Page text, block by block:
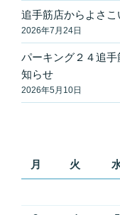
ョ
ン
追手筋店からよさ
2026年7月24日
パーキング２４追
知らせ
2026年5月10日
月
火